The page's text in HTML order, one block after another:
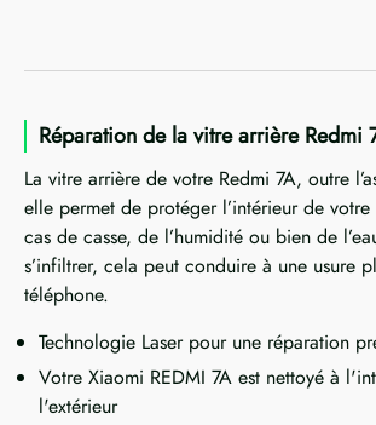
Réparation de la vitre arrière Redmi
La vitre arrière de votre Redmi 7A, outre
elle permet de protéger l’intérieur de
cas de casse, de l’humidité ou bien de
s’infiltrer, cela peut conduire à une usure
téléphone.
Technologie Laser pour une réparation
Votre Xiaomi REDMI 7A est nettoyé à
l'extérieur